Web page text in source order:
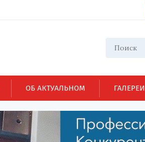
ОБ АКТУАЛЬНОМ ГАЛЕРЕИ